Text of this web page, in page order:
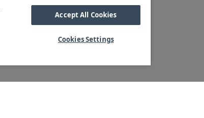
Accept All Cookies
Cookies Settings